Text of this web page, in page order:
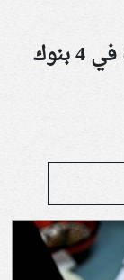
الدولار يرتفع بمنتصف التعاملات في 4 بنوك